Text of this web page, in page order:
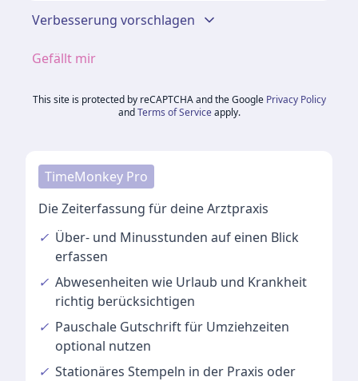
Verbesserung vorschlagen
Gefällt mir
This site is protected by reCAPTCHA and the Google Privacy Policy
and Terms of Service apply.
TimeMonkey Pro
Die Zeiterfassung für deine Arztpraxis
✓ Über- und Minusstunden auf einen Blick
erfassen
✓ Abwesenheiten wie Urlaub und Krankheit
richtig berücksichtigen
✓ Pauschale Gutschriftfür Umziehzeiten
optional nutzen
✓ Stationäres Stempeln in der Praxis oder